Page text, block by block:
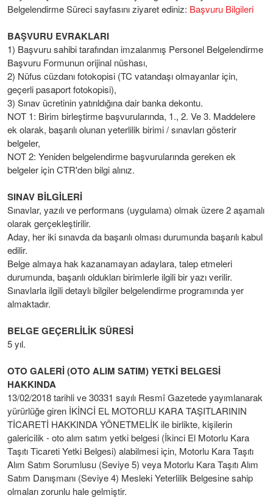
Belgelendirme Süreci sayfasını ziyaret ediniz: Başvuru Bilgileri
BAŞVURU EVRAKLARI
1) Başvuru sahibi tarafından imzalanmış Personel Belgelendirme
Başvuru Formunun orijinal nüshası,
2) Nüfus cüzdanı fotokopisi (TC vatandaşı olmayanlar için,
geçerli pasaport fotokopisi),
3) Sınav ücretinin yatırıldığına dair banka dekontu.
NOT 1: Birim birleştirme başvurularında, 1., 2. Ve 3. Maddelere
ek olarak, başarılı olunan yeterlilik birimi / sınavları gösterir
belgeler,
NOT 2: Yeniden belgelendirme başvurularında gereken ek
belgeler için CTR'den bilgi alınız.
SINAV BİLGİLERİ
Sınavlar, yazılı ve performans (uygulama) olmak üzere 2 aşamalı
olarak gerçekleştirilir.
Aday, her iki sınavda da başarılı olması durumunda başarılı kabul
edilir.
Belge almaya hak kazanamayan adaylara, talep etmeleri
durumunda, başarılı oldukları birimlerle ilgili bir yazı verilir.
Sınavlarla ilgili detaylı bilgiler belgelendirme programında yer
almaktadır.
BELGE GEÇERLİLİK SÜRESİ
5 yıl.
OTO GALERİ (OTO ALIM SATIM) YETKİ BELGESİ
HAKKINDA
13/02/2018 tarihli ve 30331 sayılı Resmî Gazetede yayımlanarak
yürürlüğe giren İKİNCİ EL MOTORLU KARA TAŞITLARININ
TİCARETİ HAKKINDA YÖNETMELİK ile birlikte, kişilerin
galericilik - oto alım satım yetki belgesi (İkinci El Motorlu Kara
Taşıtı Ticareti Yetki Belgesi) alabilmesi için, Motorlu Kara Taşıtı
Alım Satım Sorumlusu (Seviye 5) veya Motorlu Kara Taşıtı Alım
Satım Danışmanı (Seviye 4) Mesleki Yeterlilik Belgesine sahip
olmaları zorunlu hale gelmiştir.